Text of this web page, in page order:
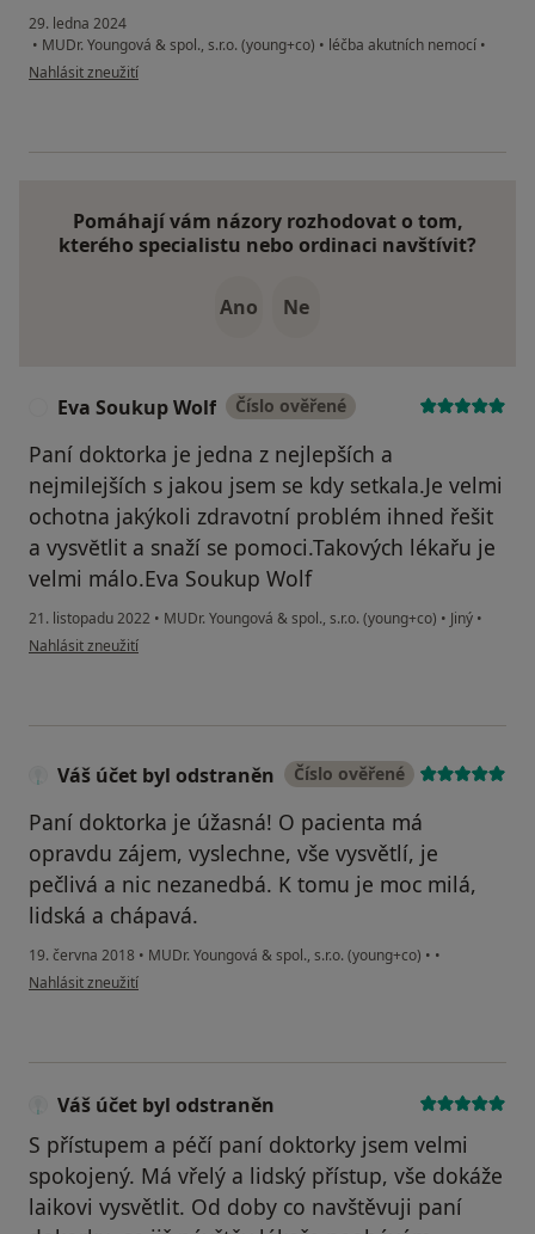
29. ledna 2024
• MUDr. Youngová & spol., s.r.o. (young+co) • léčba akutních nemocí •
podle názoru uživatele S.Romanovska
Nahlásit zneužití
Pomáhají vám názory rozhodovat o tom,
kterého specialistu nebo ordinaci navštívit?
Ano Ne
Eva Soukup Wolf Číslo ověřené
Paní doktorka je jedna z nejlepších a
nejmilejších s jakou jsem se kdy setkala.Je velmi
ochotna jakýkoli zdravotní problém ihned řešit
a vysvĕtlit a snaží se pomoci.Takových lékařu je
velmi málo.Eva Soukup Wolf
21. listopadu 2022 • MUDr. Youngová & spol., s.r.o. (young+co) • Jiný •
podle názoru uživatele Eva Soukup Wolf
Nahlásit zneužití
Váš účet byl odstraněn Číslo ověřené
Paní doktorka je úžasná! O pacienta má
opravdu zájem, vyslechne, vše vysvětlí, je
pečlivá a nic nezanedbá. K tomu je moc milá,
lidská a chápavá.
19. června 2018 • MUDr. Youngová & spol., s.r.o. (young+co) • •
podle názoru uživatele Váš účet byl odstraněn
Nahlásit zneužití
Váš účet byl odstraněn
S přístupem a péčí paní doktorky jsem velmi
spokojený. Má vřelý a lidský přístup, vše dokáže
laikovi vysvětlit. Od doby co navštěvuji paní